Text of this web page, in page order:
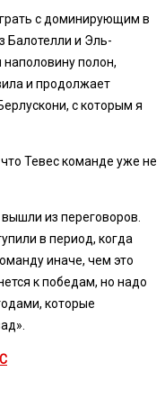
с доминирующим в
Балотелли и Эль-
наполовину полон,
и продолжает
с которым я
Тевес команде уже не
из переговоров.
в период, когда
иначе, чем это
к победам, но надо
которые